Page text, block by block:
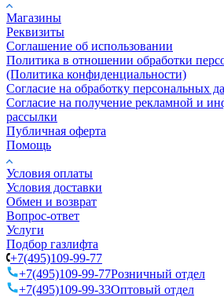
Магазины
Реквизиты
Соглашение об использовании
Политика в отношении обработки
(Политика конфиденциальности)
Согласие на обработку персональных
Согласие на получение рекламной и
рассылки
Публичная оферта
Помощь
Условия оплаты
Условия доставки
Обмен и возврат
Вопрос-ответ
Услуги
Подбор газлифта
+7(495)109-99-77
+7(495)109-99-77Розничный отдел
+7(495)109-99-33Оптовый отдел